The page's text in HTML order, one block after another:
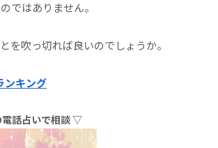
ではありません。
を吹っ切れば良いのでしょうか。
ンキング
話占いで相談 ▽